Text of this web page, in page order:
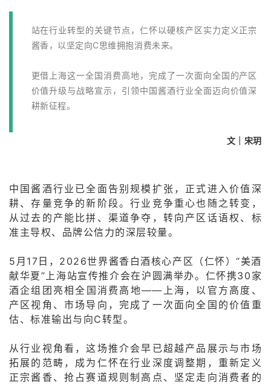
站在行业转型的关键节点，仁怀以硬核产区实力定义正宗
酱香，以坚定向C思维拥抱消费未来。
更借上海这一全国消费高地，完成了一次面向全国的产区
价值升级与战略宣示，引领中国酱酒行业全面迈向价值深
耕新征程。
文｜宋玥
中国酱酒行业已全面告别规模扩张，正式进入价值深
耕、存量竞争的新阶段。行业竞争重心也随之转变，
从过去的产能比拼、渠道争夺，转向产区话语权、标
准主导权、品牌公信力的深层较量。
5月17日，2026世界酱香白酒核心产区（仁怀）“美酒
献华夏”上海站宣传推介会在沪圆满举办。仁怀携30家
酒企组团亮相全国消费高地——上海，以官方高度、
产区视角、市场导向，完成了一次面向全国的价值重
估、标准输出与向C转型。
从行业视角看，这场推介会早已超越产品展示与市场
拓展的范畴，成为仁怀在行业深度调整期，重新定义
正宗酱香、抢占赛道规则制高点、坚定走向消费者的